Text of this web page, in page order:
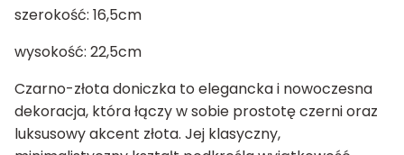
szerokość: 16,5cm
wysokość: 22,5cm
Czarno-złota doniczka to elegancka i nowoczesna
dekoracja, która łączy w sobie prostotę czerni oraz
luksusowy akcent złota. Jej klasyczny,